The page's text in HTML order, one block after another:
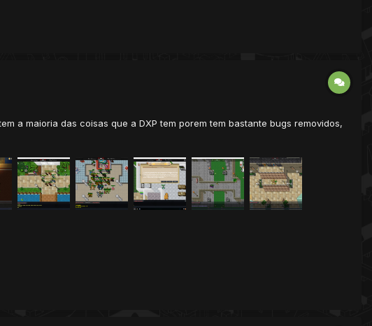
a maioria das coisas que a DXP tem porem tem bastante bugs removidos,